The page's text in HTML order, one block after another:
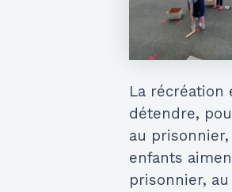
La récréation
détendre,
au
enfants
prisonnier,